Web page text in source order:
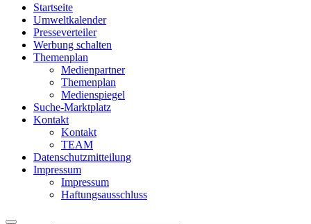
Startseite
Umweltkalender
Presseverteiler
Werbung schalten
Themenplan
Medienpartner
Themenplan
Medienspiegel
Suche-Marktplatz
Kontakt
Kontakt
TEAM
Datenschutzmitteilung
Impressum
Impressum
Haftungsausschluss